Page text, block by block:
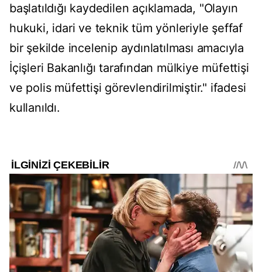
başlatıldığı kaydedilen açıklamada, "Olayın
hukuki, idari ve teknik tüm yönleriyle şeffaf
bir şekilde incelenip aydınlatılması amacıyla
İçişleri Bakanlığı tarafından mülkiye müfettişi
ve polis müfettişi görevlendirilmiştir." ifadesi
kullanıldı.